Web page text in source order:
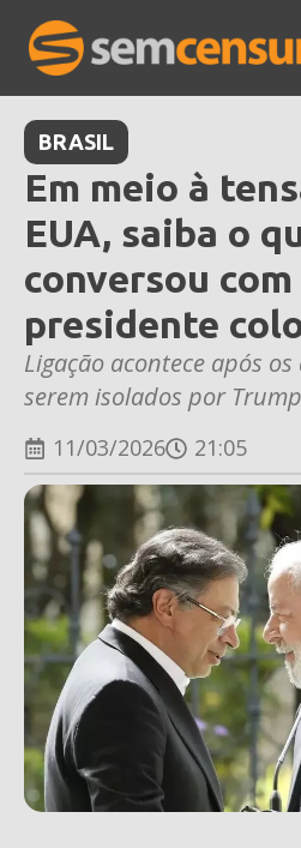
BRASIL
Em meio à
EUA, saiba o
conversou
presidente
Ligação acontece após
serem isolados por Trump
11/03/2026 21:05